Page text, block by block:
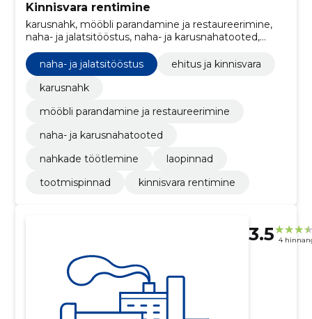
Kinnisvara rentimine
karusnahk, mööbli parandamine ja restaureerimine,
naha- ja jalatsitööstus, naha- ja karusnahatooted,
nahkade töötlemine, laopinnad, tootmispinnad,
ehitus ja kinnisvara
naha- ja jalatsitööstus
ehitus ja kinnisvara
karusnahk
mööbli parandamine ja restaureerimine
naha- ja karusnahatooted
nahkade töötlemine
laopinnad
tootmispinnad
kinnisvara rentimine
3.5 4